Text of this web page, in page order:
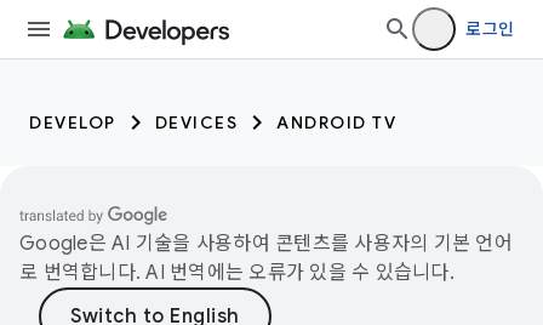
로그인
DEVELOP DEVICES ANDROID TV
Google은 AI 기술을 사용하여 콘텐츠를 사용자의 기본 언어
로 번역합니다. AI 번역에는 오류가 있을 수 있습니다.